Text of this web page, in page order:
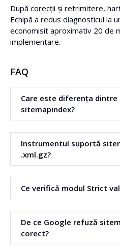
După corecții și retrimitere,
Echipă a redus diagnosticul la
economisit aproximativ 20 de
implementare.
FAQ
Care este diferența dintre
sitemapindex?
Urlset conține direct lista
Sitemapindex conține o listă
Folosește sitemapindex
Instrumentul suportă
.xml.gz?
Da. Instrumentul poate citi și
fișier .xml.gz. Acest lucru
mari.
Ce verifică modul Strict
Modul strict efectuează o
sitemap-ului. Poate detecta
suspecte în lastmod.
De ce Google refuză
corect?